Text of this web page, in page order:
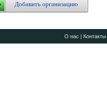
Добавить организацию
О нас | Контакты